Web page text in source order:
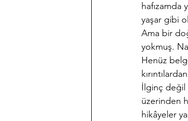
hafızamda
yaşar gibi
Ama bir
yokmuş.
Henüz
İlginç değil
üzerinden
hikâyeler